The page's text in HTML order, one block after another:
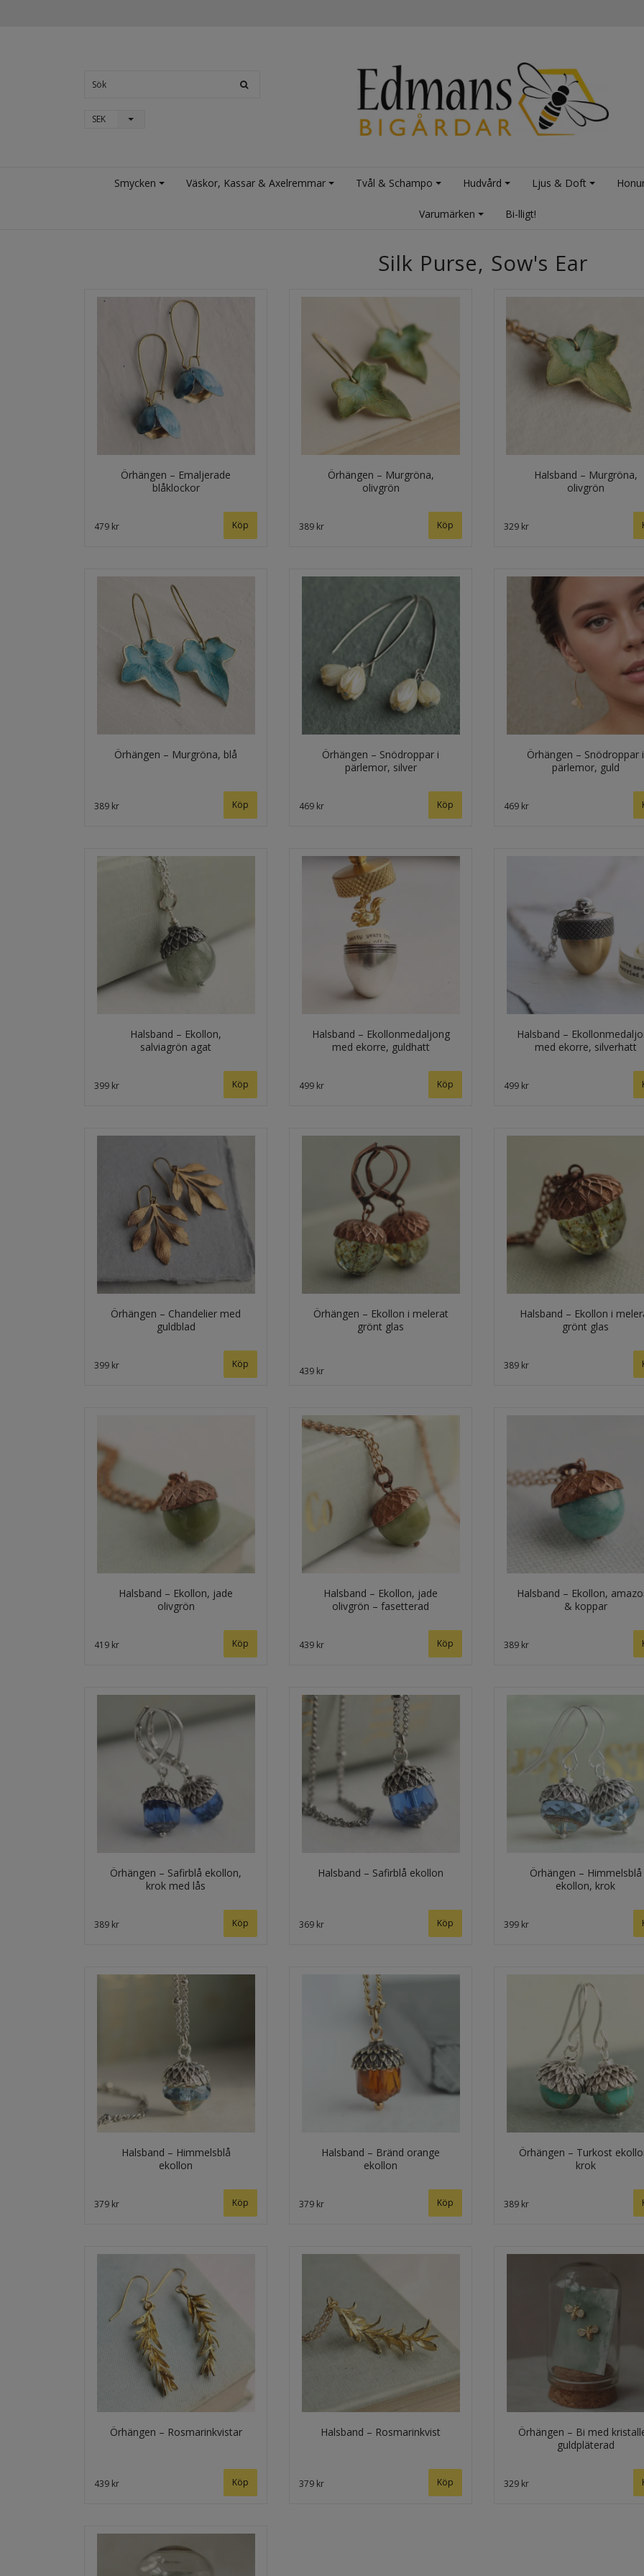
SEK
Smycken Väskor, Kassar & Axelremmar Tvål & Schampo Hudvård Ljus & Doft
Varumärken Bi-lligt!
Silk Purse, Sow's Ear
Örhängen – Emaljerade
blåklockor
479 kr
Örhängen – Murgröna,
olivgrön
389 kr Köp
Halsband – Murgröna,
olivgrön
329 kr
Örhängen – Murgröna, blå
389 kr Köp
Örhängen – Snödroppar i
pärlemor, silver
469 kr
Örhängen – Snödroppar i
pärlemor, guld
469 kr
Halsband – Ekollon,
salviagrön agat
399 kr Köp
Halsband – Ekollonmedaljong
med ekorre, guldhatt
499 kr
Halsband –
med ekorre, silverhatt
499 kr
Örhängen – Chandelier med
guldblad
399 kr
Örhängen – Ekollon i melerat
grönt glas
439 kr
Halsband – Ekollon i
grönt glas
389 kr
Halsband – Ekollon, jade
olivgrön
419 kr Köp
Halsband – Ekollon, jade
olivgrön – fasetterad
439 kr Köp
Halsband – Ekollon,
& koppar
389 kr
Örhängen – Safirblå ekollon,
krok med lås
389 kr
Halsband – Safirblå ekollon
369 kr
Örhängen – Himmelsblå
ekollon, krok
399 kr
Halsband – Himmelsblå
ekollon
379 kr
Halsband – Bränd orange
ekollon
379 kr
Örhängen – Turkost
krok
389 kr
Örhängen – Rosmarinkvistar
439 kr
Halsband – Rosmarinkvist
379 kr Köp
Örhängen – Bi med
guldpläterad
329 kr